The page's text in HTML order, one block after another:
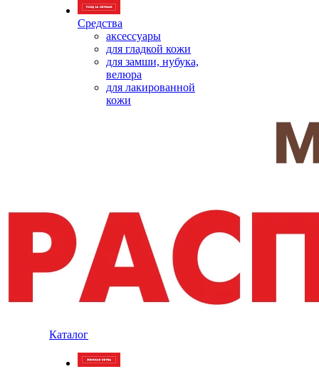
Средства
аксессуары
для гладкой кожи
для замши, нубука,
велюра
для лакированной
кожи
Каталог